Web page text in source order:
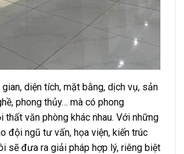
diện tích, mặt bằng, dịch vụ, sản
phong thủy… mà có phong
thất văn phòng khác nhau. Với những
đội ngũ tư vấn, họa viện, kiến trúc
sẽ đưa ra giải pháp hợp lý, riêng biệt